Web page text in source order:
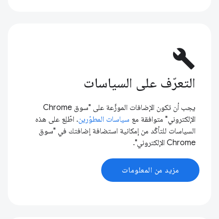
build
التعرّف على السياسات
يجب أن تكون الإضافات الموزَّعة على "سوق Chrome
الإلكتروني" متوافقة مع سياسات المطوّرين. اطّلِع على هذه
السياسات للتأكّد من إمكانية استضافة إضافتك في "سوق
Chrome الإلكتروني".
مزيد من المعلومات